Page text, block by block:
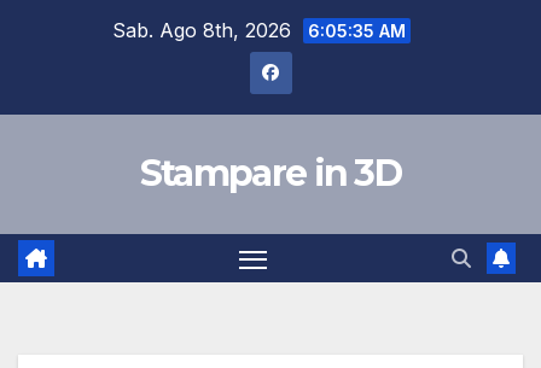
Sab. Ago 8th, 2026 6:05:36 AM
Stampare in 3D